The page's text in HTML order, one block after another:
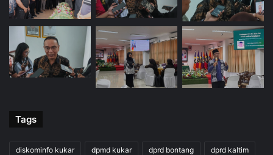
Tags
diskominfo kukar dpmd kukar dprd bontang dprd kaltim